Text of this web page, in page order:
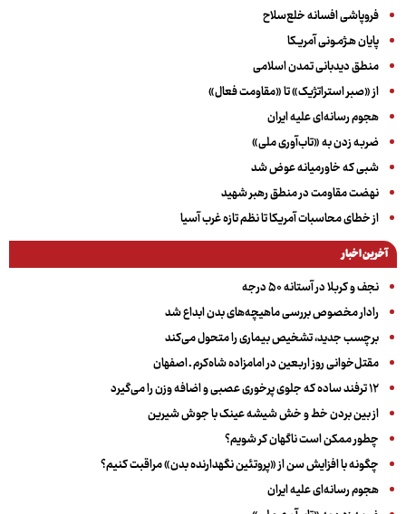
فروپاشی افسانه خلع‌سلاح
پایان هـژمـونی آمریـکا
منطق دیدبانی تمدن اسلامی
از «صبر استراتژیک» تا «مقاومت فعال»
هجوم رسانه‌ای علیه ایران
ضربه زدن به «تاب‌آوری ملی»
شبی که خاورمیانه عوض شد
نهضت مقاومت در منطق رهبر شهید
از خطای محاسبات آمریکا تا نظم تازه غرب آسیا
آخرین اخبار
نجف و کربلا در آستانه ۵۰ درجه
رادار مخصوص بررسی ماهیچه‌های بدن ابداع شد
برچسب جدید، تشخیص بیماری را متحول می‌کند
مقتل‌خوانی روز اربعین در امامزاده شاه‌کرم ـ اصفهان
۱۲ ترفند ساده که جلوی پرخوری عصبی و اضافه ‌وزن را می‌گیرد
از بین بردن خط و خش شیشه عینک با جوش شیرین
چطور ممکن است ناگهان کر شویم؟
چگونه با افزایش سن از «پروتئین نگهدارنده بدن» مراقبت کنیم؟
هجوم رسانه‌ای علیه ایران